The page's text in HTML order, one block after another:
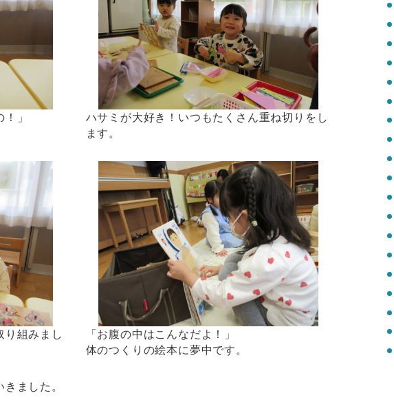
」
ハサミが大好き！いつもたくさん重ね切りをし
ます。
り組みまし
「お腹の中はこんなだよ！」
体のつくりの絵本に夢中です。
ました。